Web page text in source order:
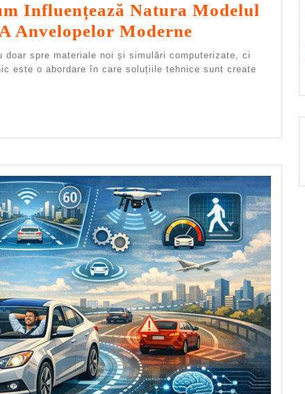
Influențează Natura Modelul
Anvelopelor Moderne
Bionic:
Cum
Modelul
De
Rulare
A
Anvelopelor
Moderne
doar spre materiale noi și simulări computerizate, ci
este o abordare în care soluțiile tehnice sunt create